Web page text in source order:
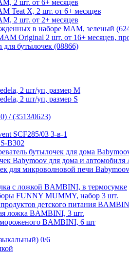
2 шт. от 6+ месяцев
Teat X, 2 шт. от 6+ месяцев
2 шт. от 2+ месяцев
в наборе MAM, зеленый
Original 2 шт. от 16+ месяцев,
бутылочек (08866)
2 шт/уп, размер M
2 шт/уп, размер S
/ (3513/0623)
SCF285/03 3-в-1
B302
бутылочек для дома
Babymoov для дома и автомобиля
для микроволновой печи
с ложкой BAMBINI, в термосумке
FUNNY MUMMY, набор 3 шт.
детского питания
ложка BAMBINI, 3 шт.
BAMBINI, 6 шт
0/6